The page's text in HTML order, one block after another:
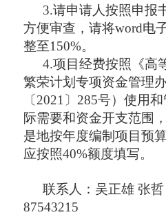
3.请申请人按照申报
方便审查，请将word电
整至150%。
4.项目经费按照《高
繁荣计划专项资金管理
〔 2021〕285号）使用
际需要和资金开支范围
是地按年度编制项目预
应按照40%额度填写。
联系人：吴正雄 张
87543215